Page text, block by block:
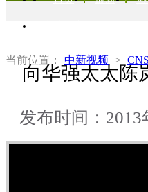
当前位置： 中新视频 >
向华强太太陈
发布时间：2013